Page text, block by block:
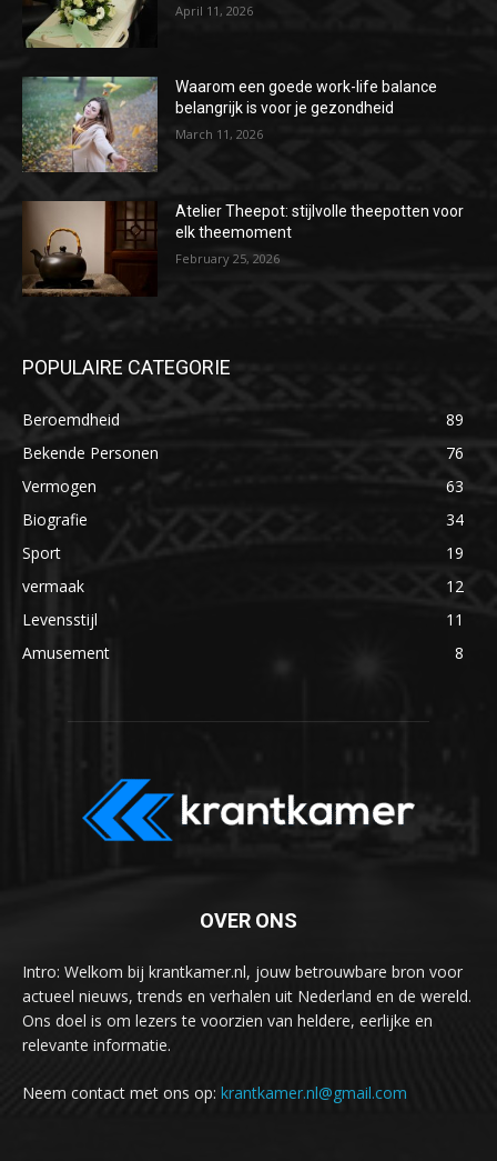
April 11, 2026
Waarom een goede work-life balance
belangrijk is voor je gezondheid
March 11, 2026
Atelier Theepot: stijlvolle theepotten voor
elk theemoment
February 25, 2026
POPULAIRE CATEGORIE
Beroemdheid
89
Bekende Personen
76
Vermogen
63
Biografie
34
Sport
19
vermaak
12
Levensstijl
11
Amusement
8
OVER ONS
Intro: Welkom bij krantkamer.nl, jouw betrouwbare bron voor
actueel nieuws, trends en verhalen uit Nederland en de wereld.
Ons doel is om lezers te voorzien van heldere, eerlijke en
relevante informatie.
Neem contact met ons op: krantkamer.nl@gmail.com